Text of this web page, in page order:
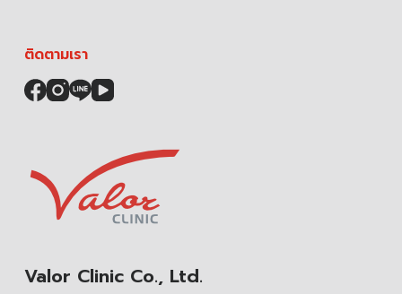
ติดตามเรา
Valor Clinic Co., Ltd.